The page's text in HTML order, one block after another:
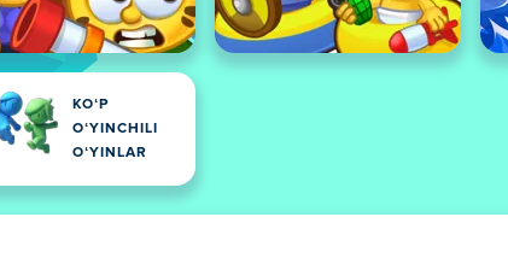
KOʻP
OʻYINCHILI
OʻYINLAR